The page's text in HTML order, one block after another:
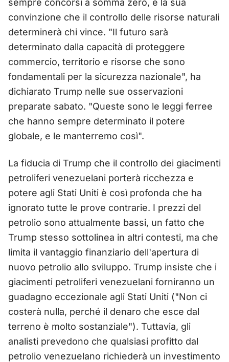
sempre concorsi a somma zero, e la sua
convinzione che il controllo delle risorse naturali
determinerà chi vince. "Il futuro sarà
determinato dalla capacità di proteggere
commercio, territorio e risorse che sono
fondamentali per la sicurezza nazionale", ha
dichiarato Trump nelle sue osservazioni
preparate sabato. "Queste sono le leggi ferree
che hanno sempre determinato il potere
globale, e le manterremo così".
La fiducia di Trump che il controllo dei giacimenti
petroliferi venezuelani porterà ricchezza e
potere agli Stati Uniti è così profonda che ha
ignorato tutte le prove contrarie. I prezzi del
petrolio sono attualmente bassi, un fatto che
Trump stesso sottolinea in altri contesti, ma che
limita il vantaggio finanziario dell'apertura di
nuovo petrolio allo sviluppo. Trump insiste che i
giacimenti petroliferi venezuelani forniranno un
guadagno eccezionale agli Stati Uniti ("Non ci
costerà nulla, perché il denaro che esce dal
terreno è molto sostanziale"). Tuttavia, gli
analisti prevedono che qualsiasi profitto dal
petrolio venezuelano richiederà un investimento